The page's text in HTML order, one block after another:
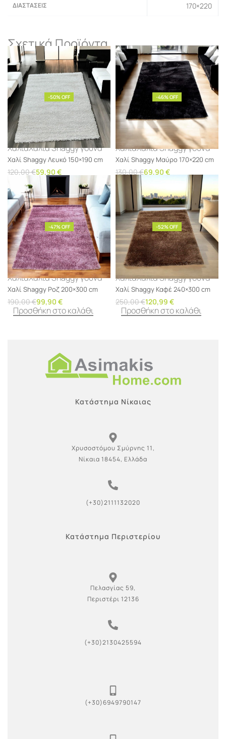
ΔΙΑΣΤΆΣΕΙΣ 170×220
Σχετικά Προϊόντα
-50% OFF
ΧαλιάΧαλιά Shaggy γούνα
Χαλί Shaggy Λευκό 150×190 cm
120,00€59,90 €
Προσθήκη στο καλάθι
-46% OFF
ΧαλιάΧαλιά Shaggy γούνα
Χαλί Shaggy Μαύρο 170×220 cm
130,00€69,90 €
Προσθήκη στο καλάθι
-47% OFF
ΧαλιάΧαλιά Shaggy γούνα
Χαλί Shaggy Ροζ 200×300 cm
190,00€99,90 €
Προσθήκη στο καλάθι
-52% OFF
ΧαλιάΧαλιά Shaggy γούνα
Χαλί Shaggy Καφέ 240×300 cm
250,00€120,99 €
Προσθήκη στο καλάθι
Κατάστημα Νίκαιας
Χρυσοστόμου Σμύρνης 11,
Νίκαια 18454, Ελλάδα
(+30)2111132020
Κατάστημα Περιστερίου
Πελασγίας 59,
Περιστέρι 12136
(+30)2130425594
(+30)6949790147